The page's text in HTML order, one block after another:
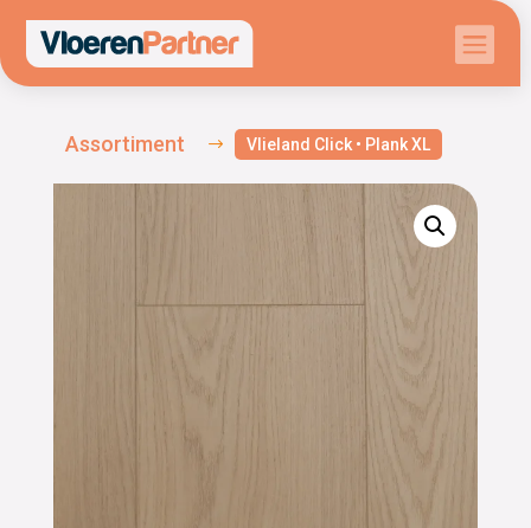

Assortiment $ Vlieland Click • Plank XL